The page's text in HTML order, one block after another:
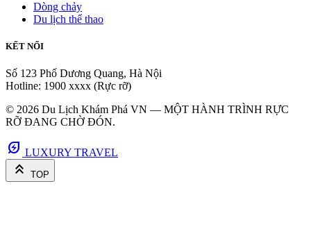
Dòng chảy
Du lịch thể thao
KẾT NỐI
Số 123 Phố Dương Quang, Hà Nội
Hotline: 1900 xxxx (Rực rỡ)
© 2026 Du Lịch Khám Phá VN — MỘT HÀNH TRÌNH RỰC
RỠ ĐANG CHỜ ĐÓN.
energy_savings_leaf LUXURY TRAVEL
keyboard_double_arrow_up TOP